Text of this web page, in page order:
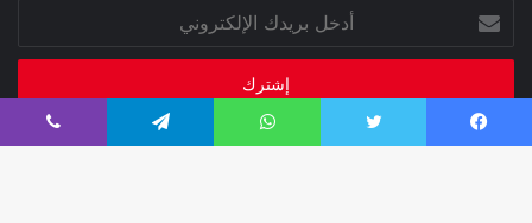
أدخل
بريدك
الإلكتروني
فيسبوك تويتر واتساب تيلقرام ڤايبر